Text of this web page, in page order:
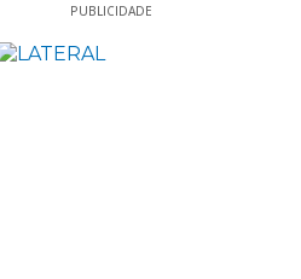
PUBLICIDADE